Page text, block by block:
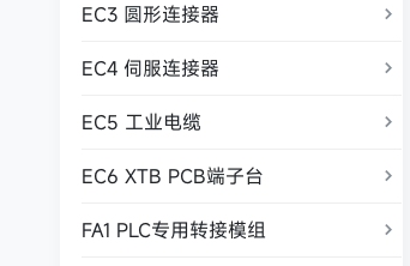
EC3 圆形连接器 
EC4 伺服连接器 
EC5 工业电缆 
EC6 XTB PCB端子台 
FA1 PLC专用转接模组 